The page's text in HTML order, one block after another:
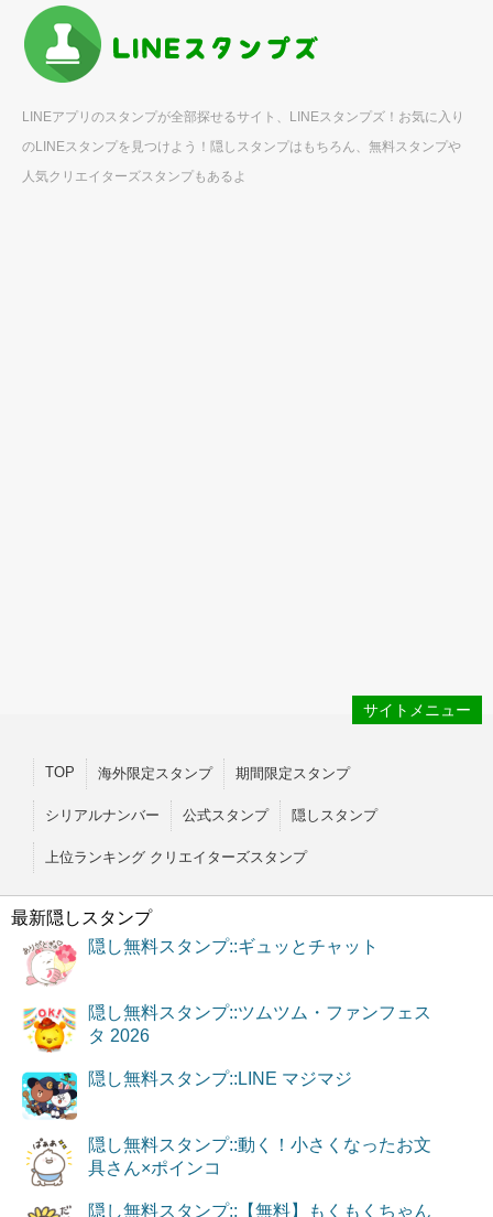
LINEアプリのスタンプが全部探せるサイト、LINEスタンプズ！お気に入り
のLINEスタンプを見つけよう！隠しスタンプはもちろん、無料スタンプや
人気クリエイターズスタンプもあるよ
サイトメニュー
TOP 海外限定スタンプ 期間限定スタンプ
シリアルナンバー 公式スタンプ 隠しスタンプ
上位ランキング クリエイターズスタンプ
最新隠しスタンプ
隠し無料スタンプ::ギュッとチャット
隠し無料スタンプ::ツムツム・ファンフェス
タ 2026
隠し無料スタンプ::LINE マジマジ
隠し無料スタンプ::動く！小さくなったお文
具さん×ポインコ
隠し無料スタンプ::【無料】もくもくちゃん